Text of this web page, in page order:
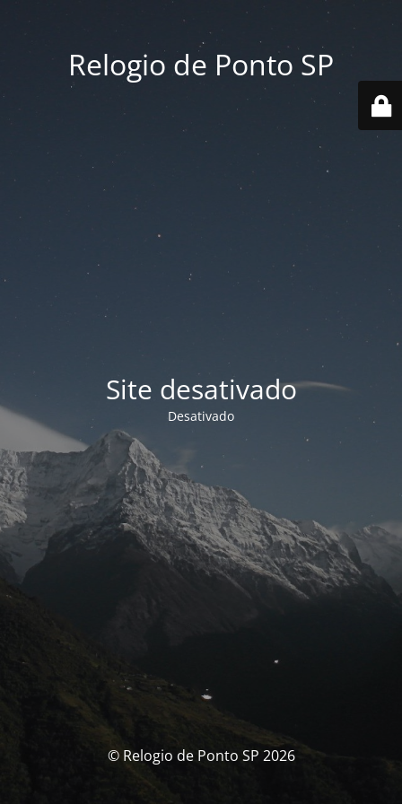
Relogio de Ponto SP
Site desativado
Desativado
© Relogio de Ponto SP 2026